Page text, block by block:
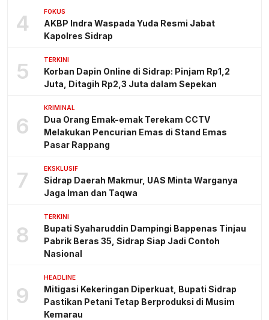
4 FOKUS
AKBP Indra Waspada Yuda Resmi Jabat
Kapolres Sidrap
5 TERKINI
Korban Dapin Online di Sidrap: Pinjam Rp1,2
Juta, Ditagih Rp2,3 Juta dalam Sepekan
6
KRIMINAL
Dua Orang Emak-emak Terekam CCTV
Melakukan Pencurian Emas di Stand Emas
Pasar Rappang
7 EKSKLUSIF
Sidrap Daerah Makmur, UAS Minta Warganya
Jaga Iman dan Taqwa
8
TERKINI
Bupati Syaharuddin Dampingi Bappenas Tinjau
Pabrik Beras 35, Sidrap Siap Jadi Contoh
Nasional
9
HEADLINE
Mitigasi Kekeringan Diperkuat, Bupati Sidrap
Pastikan Petani Tetap Berproduksi di Musim
Kemarau